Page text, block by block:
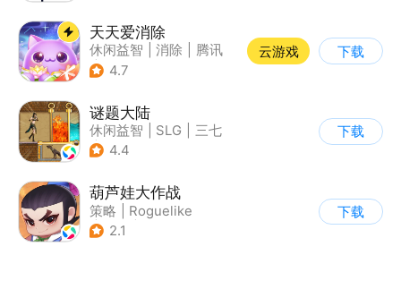
天天爱消除
休闲益智 消除
腾讯
| 单机
4.7
云游戏 下载
谜题大陆
休闲益智 SLG
三七
| 策略
4.4
下载
葫芦娃大作战
策略
Roguelike
| 神话
2.1
下载